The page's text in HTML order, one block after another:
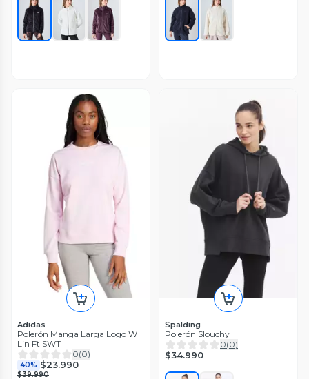
Adidas
Polerón Manga Larga Logo W
Lin Ft SWT
0(0)
40% $23.990
$39.990
Spalding
Polerón Slouchy
0(0)
$34.990